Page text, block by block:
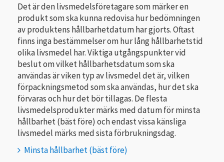
Det är den livsmedelsföretagare som märker en
produkt som ska kunna redovisa hur bedömningen
av produktens hållbarhetdatum har gjorts. Oftast
finns inga bestämmelser om hur lång hållbarhetstid
olika livsmedel har. Viktiga utgångspunkter vid
beslut om vilket hållbarhetsdatum som ska
användas är viken typ av livsmedel det är, vilken
förpackningsmetod som ska användas, hur det ska
förvaras och hur det bör tillagas. De flesta
livsmedelsprodukter märks med datum för minsta
hållbarhet (bäst före) och endast vissa känsliga
livsmedel märks med sista förbrukningsdag.
Minsta hållbarhet (bäst före)